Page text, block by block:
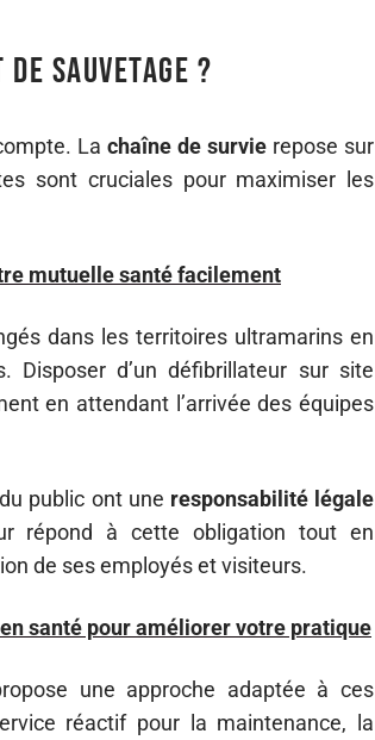
sauvetage ?
La chaîne de survie repose sur
sont cruciales pour maximiser les
mutuelle santé facilement
dans les territoires ultramarins en
Disposer d’un défibrillateur sur site
en attendant l’arrivée des équipes
public ont une responsabilité légale
répond à cette obligation tout en
de ses employés et visiteurs.
santé pour améliorer votre pratique
une approche adaptée à ces
réactif pour la maintenance, la